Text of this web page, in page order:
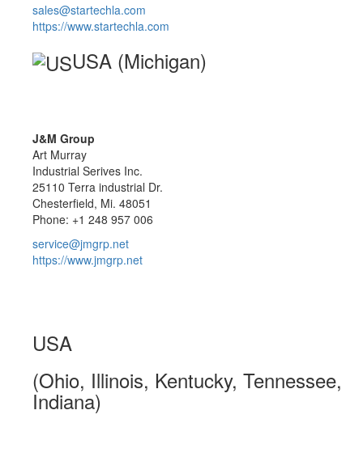
sales@startechla.com
https://www.startechla.com
USA (Michigan)
J&M Group
Art Murray
Industrial Serives Inc.
25110 Terra industrial Dr.
Chesterfield, Mi. 48051
Phone: +1 248 957 006
service@jmgrp.net
https://www.jmgrp.net
USA
(Ohio, Illinois, Kentucky, Tennessee,
Indiana)